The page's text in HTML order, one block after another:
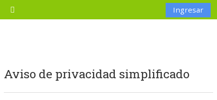
Saltar al contenido principal
Pánel lateral
Ingresar
Aviso de privacidad simplificado